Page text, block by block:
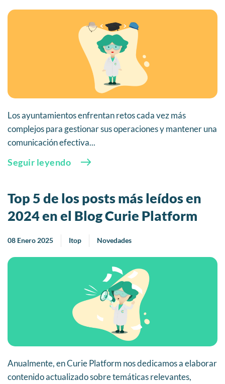
Los ayuntamientos enfrentan retos cada vez más
complejos para gestionar sus operaciones y mantener una
comunicación efectiva...
Seguir leyendo
Top 5 de los posts más leídos en
2024 en el Blog Curie Platform
08 Enero 2025 Itop Novedades
Anualmente, en Curie Platform nos dedicamos a elaborar
contenido actualizado sobre temáticas relevantes,